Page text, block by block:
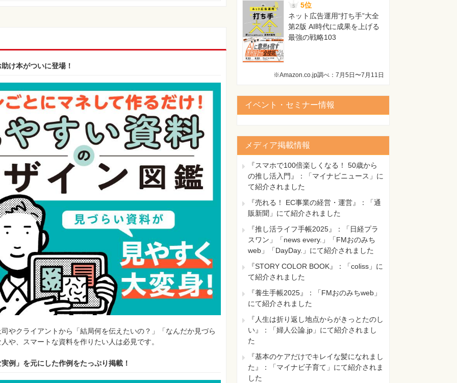
け本がついに登場！
やクライアントから「結局何を伝えたいの？」「なんだか見づら
や、スマートな資料を作りたい人は必見です。
例」を元にした作例をたっぷり掲載！
5位
ネット広告運用“打ち手”大全
第2版 AI時代に成果を上げる
最強の戦略103
※Amazon.co.jp調べ：7月5日〜7月11日
イベント・セミナー情報
メディア掲載情報
『スマホで100倍楽しくなる！ 50歳から
の推し活入門』：「マイナビニュース」に
て紹介されました
『売れる！ EC事業の経営・運営』：「通
販新聞」にて紹介されました
『推し活ライフ手帳2025』：「日経プラ
スワン」「news every.」「FMおのみち
web」「DayDay.」にて紹介されました
『STORY COLOR BOOK』：「coliss」に
て紹介されました
『養生手帳2025』：「FMおのみちweb」
にて紹介されました
『人生は折り返し地点からがきっとたのし
い』：「婦人公論.jp」にて紹介されまし
た
『基本のケアだけでキレイな髪になれまし
た』：「マイナビ子育て」にて紹介されま
した